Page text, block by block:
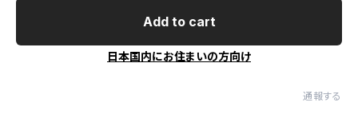
Add to cart
日本国内にお住まいの方向け
通報する